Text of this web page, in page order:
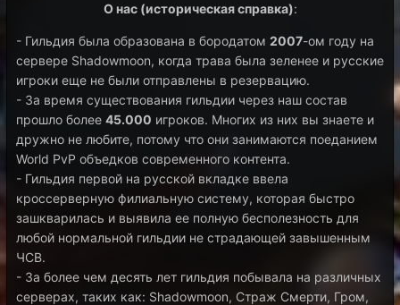
О нас (историческая справка):
- Гильдия была образована в бородатом 2007-ом году на
сервере Shadowmoon, когда трава была зеленее и русские
игроки еще не были отправлены в резервацию.
- За время существования гильдии через наш состав
прошло более 45.000 игроков. Многих из них вы знаете и
дружно не любите, потому что они занимаются поеданием
World PvP объедков современного контента.
- Гильдия первой на русской вкладке ввела
кроссерверную филиальную систему, которая быстро
зашкварилась и выявила ее полную бесполезность для
любой нормальной гильдии не страдающей завышенным
ЧСВ.
- За более чем десять лет гильдия побывала на различных
серверах, таких как: Shadowmoon, Страж Смерти, Гром,